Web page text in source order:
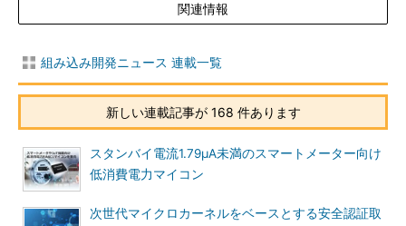
関連情報
組み込み開発ニュース 連載一覧
新しい連載記事が 168 件あります
スタンバイ電流1.79μA未満のスマートメーター向け
低消費電力マイコン
次世代マイクロカーネルをベースとする安全認証取